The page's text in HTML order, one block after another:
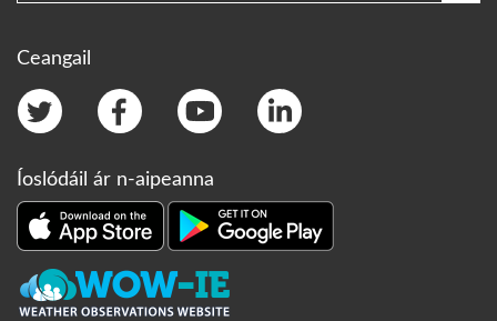
Ceangail
Íoslódáil ár n-aipeanna